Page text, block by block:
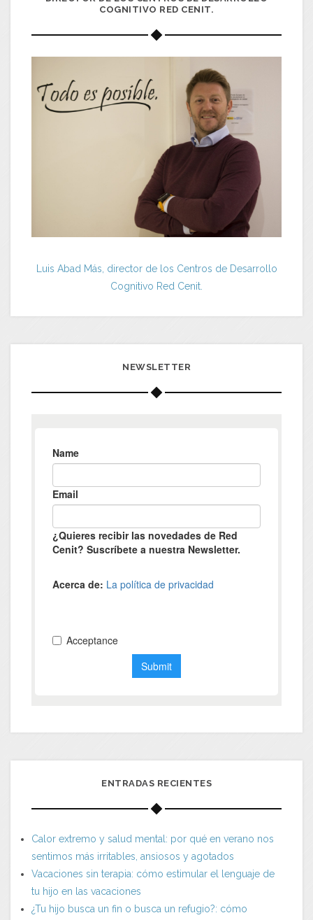
COGNITIVO RED CENIT.
Luis Abad Más, director de los Centros de Desarrollo
Cognitivo Red Cenit.
NEWSLETTER
ENTRADAS RECIENTES
Calor extremo y salud mental: por qué en verano nos
sentimos más irritables, ansiosos y agotados
Vacaciones sin terapia: cómo estimular el lenguaje de
tu hijo en las vacaciones
¿Tu hijo busca un fin o busca un refugio?: cómo